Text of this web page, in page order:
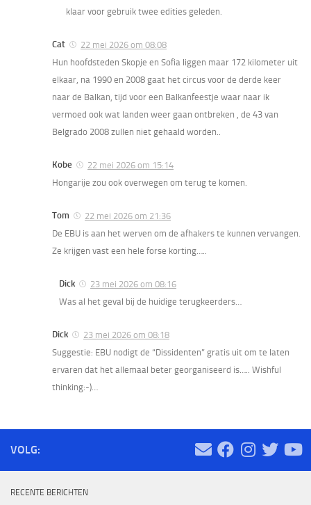
klaar voor gebruik twee edities geleden.
Cat
22 mei 2026 om 08:08
Hun hoofdsteden Skopje en Sofia liggen maar 172 kilometer uit
elkaar, na 1990 en 2008 gaat het circus voor de derde keer
naar de Balkan, tijd voor een Balkanfeestje waar naar ik
vermoed ook wat landen weer gaan ontbreken , de 43 van
Belgrado 2008 zullen niet gehaald worden..
Kobe
22 mei 2026 om 15:14
Hongarije zou ook overwegen om terug te komen.
Tom
22 mei 2026 om 21:36
De EBU is aan het werven om de afhakers te kunnen vervangen.
Ze krijgen vast een hele forse korting…..
Dick
23 mei 2026 om 08:16
Was al het geval bij de huidige terugkeerders…
Dick
23 mei 2026 om 08:18
Suggestie: EBU nodigt de “Dissidenten” gratis uit om te laten
ervaren dat het allemaal beter georganiseerd is….. Wishful
thinking:-)…
VOLG:
RECENTE BERICHTEN